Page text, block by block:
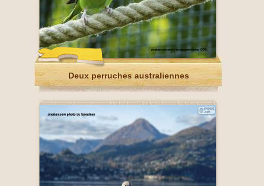
Deux perruches australiennes